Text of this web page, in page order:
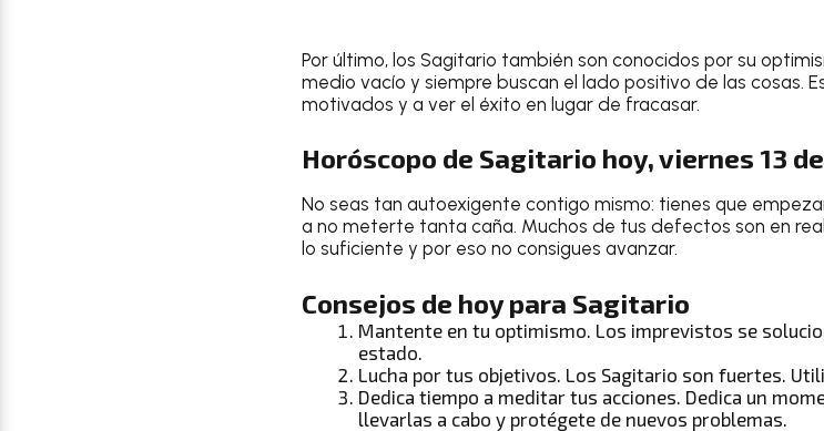
Por último, los Sagitario también son conocidos por su
medio vacío y siempre buscan el lado positivo de las cosas.
motivados y a ver el éxito en lugar de fracasar.
Horóscopo de Sagitario hoy, viernes 13
No seas tan autoexigente contigo mismo: tienes que
a no meterte tanta caña. Muchos de tus defectos son en
lo suficiente y por eso no consigues avanzar.
Consejos de hoy para Sagitario
Mantente en tu optimismo. Los imprevistos se
estado.
Lucha por tus objetivos. Los Sagitario son fuertes.
Dedica tiempo a meditar tus acciones. Dedica un
llevarlas a cabo y protégete de nuevos problemas.